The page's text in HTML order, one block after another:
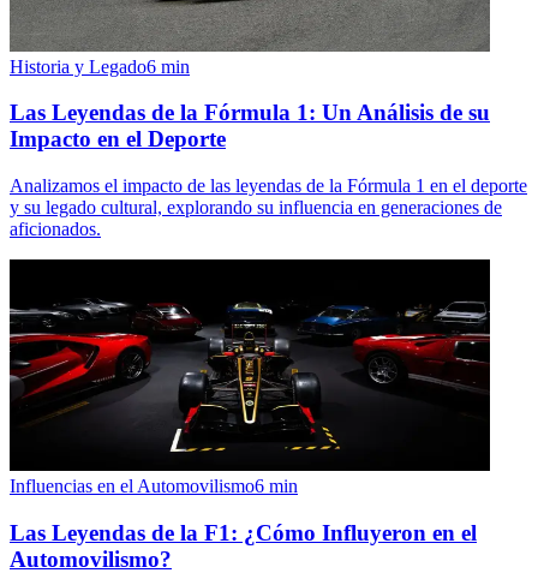
Historia y Legado6 min
Las Leyendas de la Fórmula 1: Un Análisis de su
Impacto en el Deporte
Analizamos el impacto de las leyendas de la Fórmula 1 en el deporte
y su legado cultural, explorando su influencia en generaciones de
aficionados.
Influencias en el Automovilismo6 min
Las Leyendas de la F1: ¿Cómo Influyeron en el
Automovilismo?